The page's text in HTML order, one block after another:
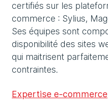
certifiés sur les
commerce : Sylius,
Ses équipes sont
disponibilité des sites
qui maitrisent
contraintes.
Expertise e-commerce